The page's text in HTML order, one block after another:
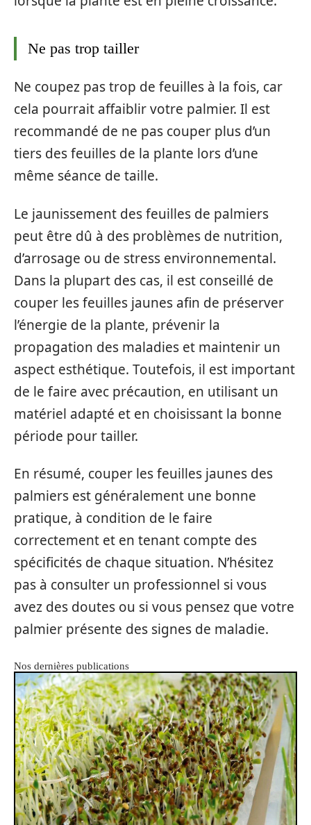
Ne pas trop tailler
Ne coupez pas trop de feuilles à la fois, car
cela pourrait affaiblir votre palmier. Il est
recommandé de ne pas couper plus d’un
tiers des feuilles de la plante lors d’une
même séance de taille.
Le jaunissement des feuilles de palmiers
peut être dû à des problèmes de nutrition,
d’arrosage ou de stress environnemental.
Dans la plupart des cas, il est conseillé de
couper les feuilles jaunes afin de préserver
l’énergie de la plante, prévenir la
propagation des maladies et maintenir un
aspect esthétique. Toutefois, il est important
de le faire avec précaution, en utilisant un
matériel adapté et en choisissant la bonne
période pour tailler.
En résumé, couper les feuilles jaunes des
palmiers est généralement une bonne
pratique, à condition de le faire
correctement et en tenant compte des
spécificités de chaque situation. N’hésitez
pas à consulter un professionnel si vous
avez des doutes ou si vous pensez que votre
palmier présente des signes de maladie.
Nos dernières publications